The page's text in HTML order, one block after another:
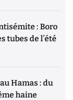
: Boro
tubes de l’été
Hamas : du
haine